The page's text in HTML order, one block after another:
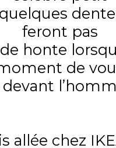
feront pas
honte
de
allée chez